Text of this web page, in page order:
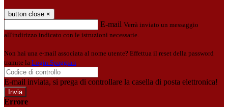
button close ×
E-mail Verrà inviato un messaggio
all'indirizzo indicato con le istruzioni necessarie.
Non hai una e-mail associata al nome utente? Effettua il reset della password
tramite la Login Spaggiari
E-mail inviata, si prega di controllare la casella di posta elettronica!
Errore